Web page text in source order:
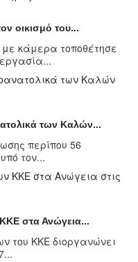
οικισμό του...
κάμερα τοποθέτησε
των Καλών...
περίπου 56
τον...
στα Ανώγεια...
του ΚΚΕ διοργανώνει